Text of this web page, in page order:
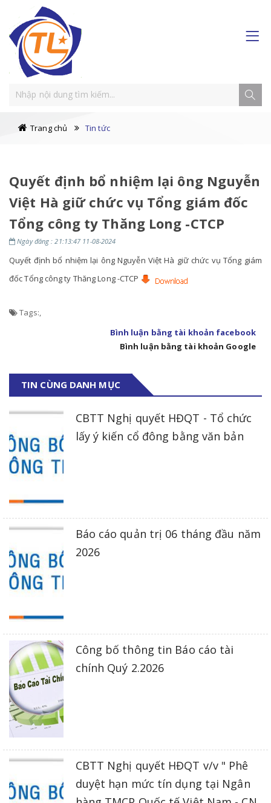
Trang chủ Tin tức
Quyết định bổ nhiệm lại ông Nguyễn
Việt Hà giữ chức vụ Tổng giám đốc
Tổng công ty Thăng Long -CTCP
Ngày đăng : 21:13:47 11-08-2024
Quyết định bổ nhiệm lại ông Nguyễn Việt Hà giữ chức vụ Tổng giám
đốc Tổng công ty Thăng Long -CTCP
Tags:,
Bình luận bằng tài khoản facebook
Bình luận bằng tài khoản Google
TIN CÙNG DANH MỤC
CBTT Nghị quyết HĐQT - Tổ chức
lấy ý kiến cổ đông bằng văn bản
Báo cáo quản trị 06 tháng đầu năm
2026
Công bố thông tin Báo cáo tài
chính Quý 2.2026
CBTT Nghị quyết HĐQT v/v " Phê
duyệt hạn mức tín dụng tại Ngân